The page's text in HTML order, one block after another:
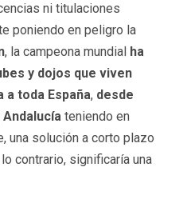
ni titulaciones
poniendo en peligro la
, la campeona mundial ha
y dojos que viven
a toda España, desde
teniendo en
una solución a corto plazo
contrario, significaría una